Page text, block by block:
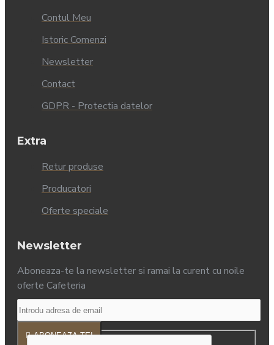
Contul Meu
Istoric Comenzi
Newsletter
Contact
GDPR - Protectia datelor
Extra
Retur produse
Producatori
Oferte speciale
Newsletter
Aboneaza-te la newsletter si ramai la curent cu noile
oferte Cafeteria
ABONEAZA-TE!